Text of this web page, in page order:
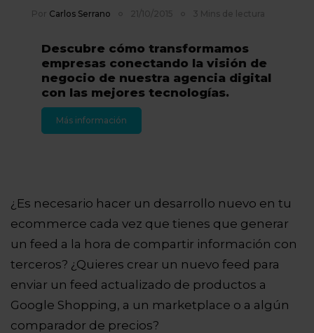
Por Carlos Serrano 21/10/2015 3 Mins de lectura
Descubre cómo transformamos
empresas conectando la visión de
negocio de nuestra agencia digital
con las mejores tecnologías.
Más información
¿Es necesario hacer un desarrollo nuevo en tu
ecommerce cada vez que tienes que generar
un feed a la hora de compartir información con
terceros? ¿Quieres crear un nuevo feed para
enviar un feed actualizado de productos a
Google Shopping, a un marketplace o a algún
comparador de precios?